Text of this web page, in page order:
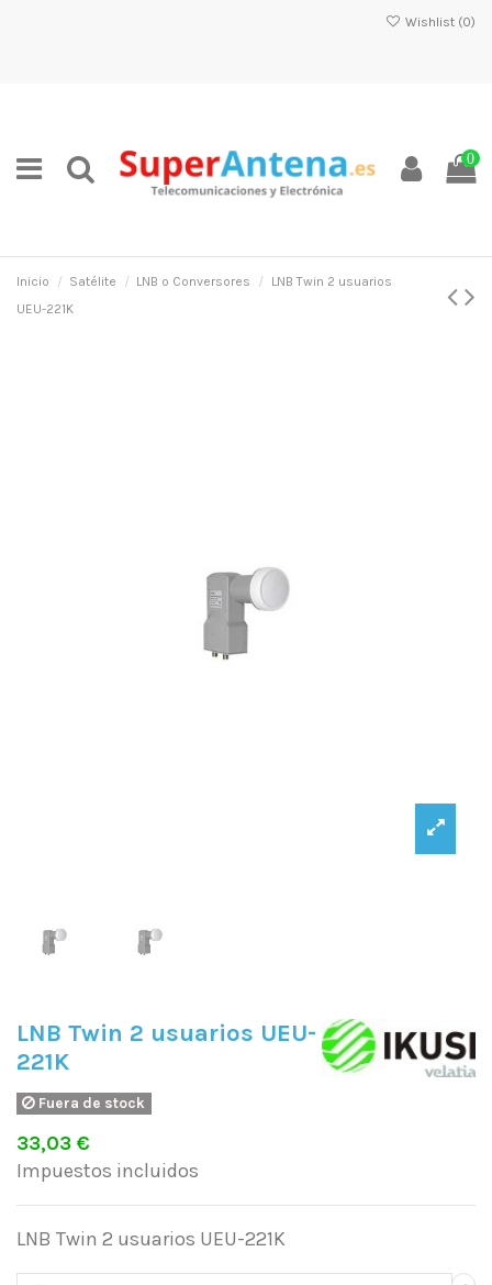
Wishlist (0)
0
Inicio Satélite LNB o Conversores
LNB Twin 2 usuarios
UEU-221K
LNB Twin 2 usuarios UEU-
221K
Fuera de stock
33,03 €
Impuestos incluidos
LNB Twin 2 usuarios UEU-221K